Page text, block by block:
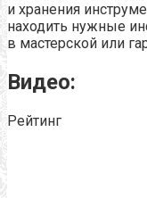
и хранения
находить нужные
в мастерской или
Видео:
Рейтинг